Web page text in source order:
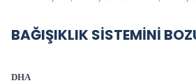
BAĞIŞIKLIK SİSTEMİNİ
DHA